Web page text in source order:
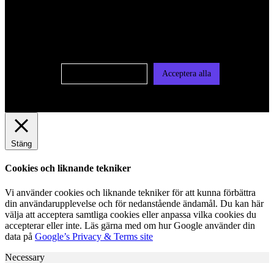
Acceptera alla
Stäng
Cookies och liknande tekniker
Vi använder cookies och liknande tekniker för att kunna förbättra
din användarupplevelse och för nedanstående ändamål. Du kan här
välja att acceptera samtliga cookies eller anpassa vilka cookies du
accepterar eller inte. Läs gärna med om hur Google använder din
data på Google’s Privacy & Terms site
Necessary